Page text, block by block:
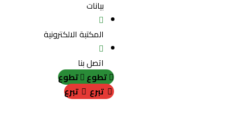
بيانات
المكتبة الالكترونية
اتصل بنا
تطوع تطوع
تبرع
تبرع